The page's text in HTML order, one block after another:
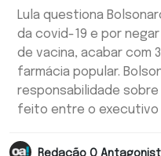
Lula questiona
da covid-19 e por
de vacina, acabar com
farmácia popular.
responsabilidade
feito entre o executivo
Redação O